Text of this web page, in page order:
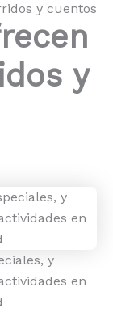
y cuentos
y
y
en